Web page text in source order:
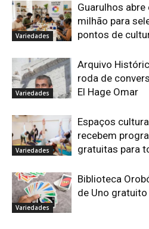
Variedades
Guarulhos
milhão para
pontos de
Variedades
Arquivo
roda de
El Hage Omar
Variedades
Espaços
recebem
gratuitas para
Variedades
Biblioteca
de Uno